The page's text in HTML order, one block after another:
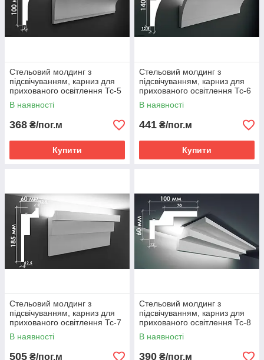
Стельовий молдинг з
підсвічуванням, карниз для
прихованого освітлення Тс-5
В наявності
368 ₴/пог.м
Купити
Стельовий молдинг з
підсвічуванням, карниз для
прихованого освітлення Тс-6
В наявності
441 ₴/пог.м
Купити
Стельовий молдинг з
підсвічуванням, карниз для
прихованого освітлення Тс-7
В наявності
505 ₴/пог.м
Стельовий молдинг з
підсвічуванням, карниз для
прихованого освітлення Тс-8
В наявності
390 ₴/пог.м